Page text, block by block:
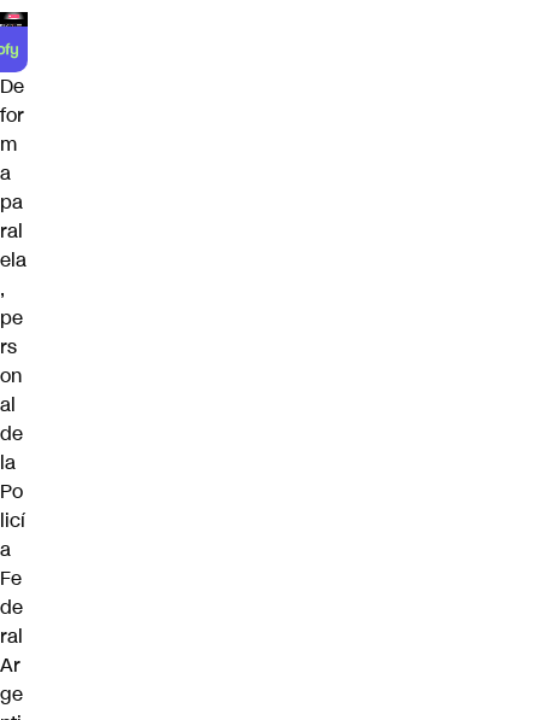
De
for
m
a
pa
ral
ela
,
pe
rs
on
al
de
la
Po
licí
a
Fe
de
ral
Ar
ge